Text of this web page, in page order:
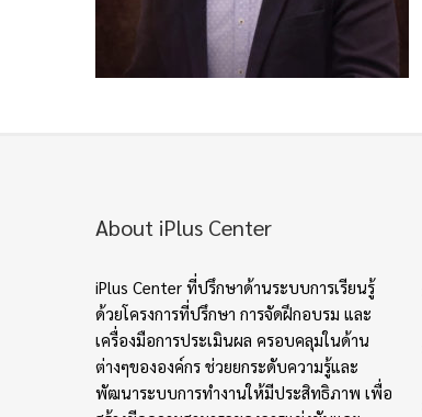
About iPlus Center
iPlus Center ที่ปรึกษาด้านระบบการเรียนรู้
ด้วยโครงการที่ปรึกษา การจัดฝึกอบรม และ
เครื่องมือการประเมินผล ครอบคลุมในด้าน
ต่างๆขององค์กร ช่วยยกระดับความรู้และ
พัฒนาระบบการทำงานให้มีประสิทธิภาพ เพื่อ